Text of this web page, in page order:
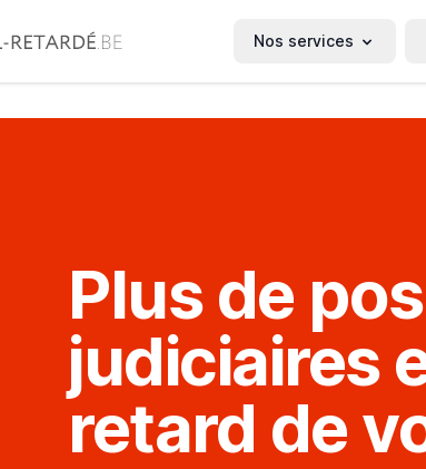
Nos services
Plus de
judiciaires
retard de